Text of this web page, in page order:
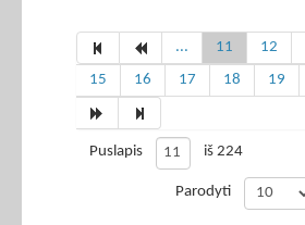
... 11 12
15
16 17 18 19
Puslapis iš 224
Parodyti